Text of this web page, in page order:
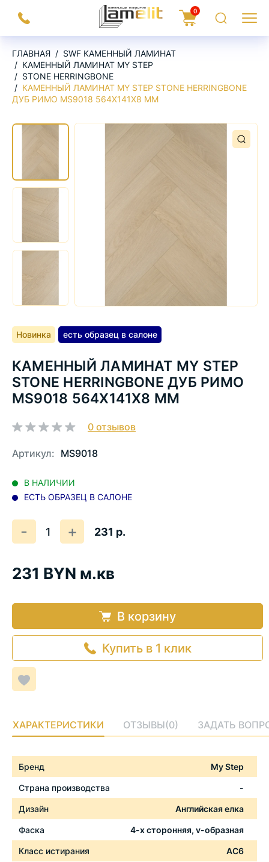
Заказать
звонок
На
Корзина
0
ПоискМеню
ГЛАВНАЯ
SWF КАМЕННЫЙ ЛАМИНАТ
КАМЕННЫЙ ЛАМИНАТ MY STEP
STONE HERRINGBONE
КАМЕННЫЙ ЛАМИНАТ MY STEP STONE HERRINGBONE
ДУБ РИМО MS9018 564Х141Х8 ММ
Новинка есть образец в салоне
КАМЕННЫЙ ЛАМИНАТ MY STEP
STONE HERRINGBONE ДУБ РИМО
MS9018 564Х141Х8 ММ
0 отзывов
Артикул: MS9018
В НАЛИЧИИ
ЕСТЬ ОБРАЗЕЦ В САЛОНЕ
- Уменьшить
на
Количество
+ Увеличить
на
231 р.
231 BYN м.кв
В корзину
Купить в 1 клик
Добавить
в
желаемого
ХАРАКТЕРИСТИКИ ОТЗЫВЫ(0) ЗАДАТЬ
Характеристики
Бренд My Step
Страна производства -
Дизайн Английская елка
Фаска 4-х сторонняя, v-образная
Класс истирания АС6